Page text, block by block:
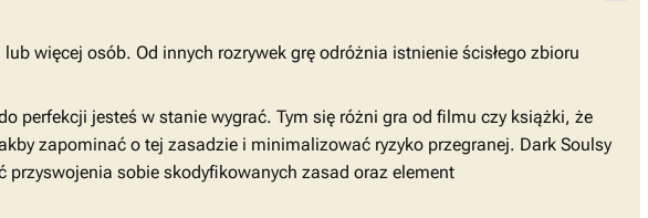
więcej osób. Od innych rozrywek grę odróżnia istnienie ścisłego zbioru
perfekcji jesteś w stanie wygrać. Tym się różni gra od filmu czy książki, że
zapominać o tej zasadzie i minimalizować ryzyko przegranej. Dark Soulsy
przyswojenia sobie skodyfikowanych zasad oraz element